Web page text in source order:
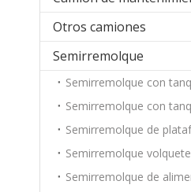
Otros camiones
Semirremolque
Semirremolque volquete